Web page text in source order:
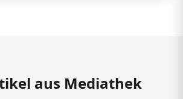
aus Mediathek